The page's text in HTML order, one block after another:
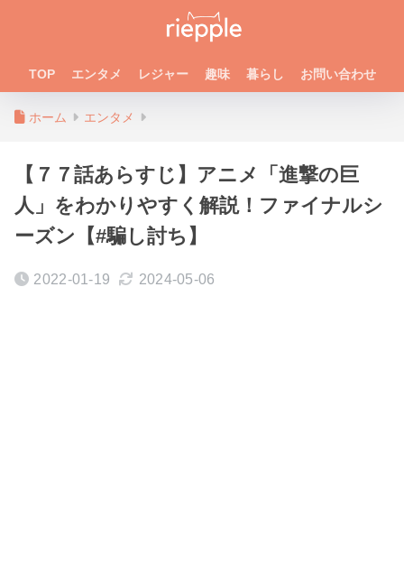
TOP エンタメ レジャー 趣味 暮らし お問い合わせ
ホーム エンタメ
【７７話あらすじ】アニメ「進撃の巨
人」をわかりやすく解説！ファイナルシ
ーズン【#騙し討ち】
2022-01-19 2024-05-06